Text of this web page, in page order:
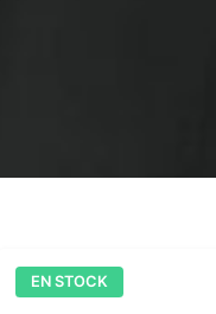
EN STOCK